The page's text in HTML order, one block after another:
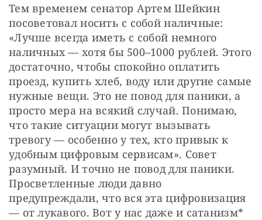
Тем временем сенатор Артем Шейкин
посоветовал носить с собой наличные:
«Лучше всегда иметь с собой немного
наличных — хотя бы 500–1000 рублей. Этого
достаточно, чтобы спокойно оплатить
проезд, купить хлеб, воду или другие самые
нужные вещи. Это не повод для паники, а
просто мера на всякий случай. Понимаю,
что такие ситуации могут вызывать
тревогу — особенно у тех, кто привык к
удобным цифровым сервисам». Совет
разумный. И точно не повод для паники.
Просветленные люди давно
предупреждали, что вся эта цифровизация
— от лукавого. Вот у нас даже и сатанизм*